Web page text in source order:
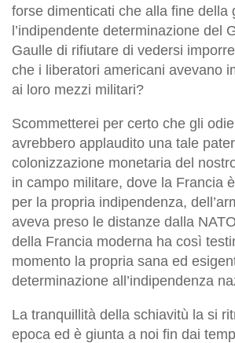
forse dimenticati che alla fine della
l’indipendente determinazione del
Gaulle di rifiutare di vedersi
che i liberatori americani avevano
ai loro mezzi militari?
Scommetterei per certo che gli
avrebbero applaudito una tale
colonizzazione monetaria del
in campo militare, dove la Francia
per la propria indipendenza,
aveva preso le distanze dalla
della Francia moderna ha così
momento la propria sana ed
determinazione all’indipendenza
La tranquillità della schiavitù la si
epoca ed è giunta a noi fin dai